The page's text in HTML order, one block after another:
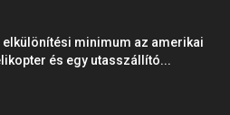
elkülönítési minimum az amerikai
és egy utasszállító...